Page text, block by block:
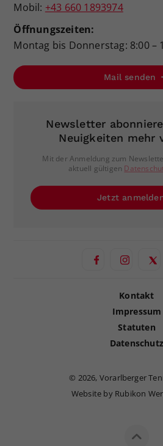
Mobil: +43 660 1893974
Öffnungszeiten:
Montag bis Donnerstag: 8:00 –
Mail senden
Newsletter
Neuigkeiten mehr
Mit der Anmeldung zum
aktuell gültigen
Jetzt
Kontakt
Impressum
Statuten
Datenschutz
© 2026, Vorarlberger
Website by Rubikon